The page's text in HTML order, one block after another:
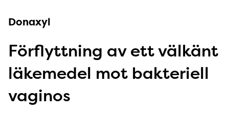
Donaxyl
Förflyttning av ett välkänt
läkemedel mot bakteriell
vaginos